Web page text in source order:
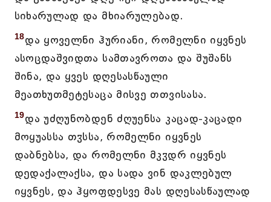
სიხარულად და მხიარულებად.
18და ყოველნი ჰურიანი, რომელნი იყვნეს
ასოცდაშვიდთა სამთავროთა და შუშანს
შინა, და ყვეს დღესასწაული
მეათხუთმეტესაცა მისვე თთვისასა.
19და უძღუნობდენ ძღუენსა კაცად-კაცადი
მოყუასსა თჳსსა, რომელნი იყვნეს
დაბნებსა, და რომელნი მკჳდრ იყვნეს
დედაქალაქსა, და სადა ვინ დაკლებულ
იყვნეს, და ჰყოფდესვე მას დღესასწაულად